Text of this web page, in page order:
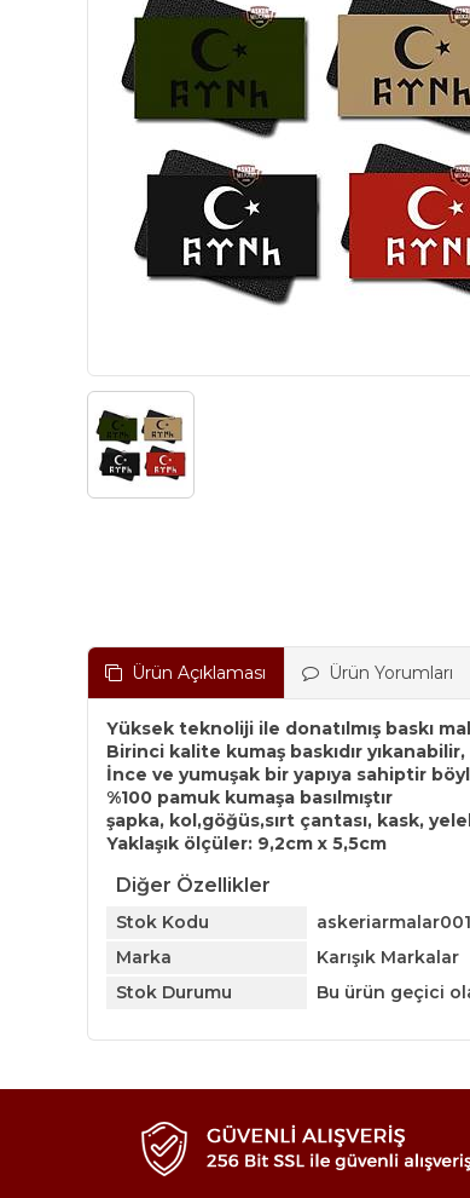
Ürün Açıklaması Ürün Yorumları
Yüksek teknoliji ile donatılmış baskı
Birinci kalite kumaş baskıdır
İnce ve yumuşak bir yapıya sahiptir
%100 pamuk kumaşa basılmıştır
şapka, kol,göğüs,sırt çantası, kask,
Yaklaşık ölçüler: 9,2cm x 5,5cm
Diğer Özellikler
Stok Kodu
Marka
Karışık Markalar
Stok Durumu
Bu ürün geçici